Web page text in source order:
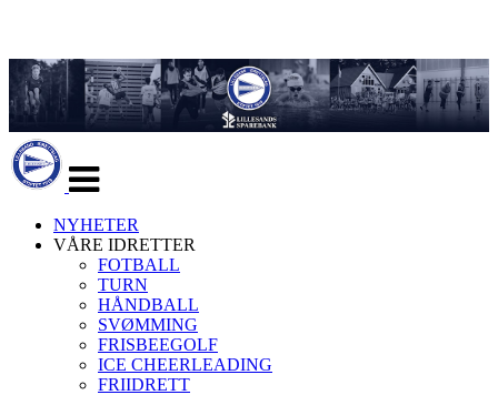
navigasjon
NYHETER
VÅRE IDRETTER
FOTBALL
TURN
HÅNDBALL
SVØMMING
FRISBEEGOLF
ICE CHEERLEADING
FRIIDRETT